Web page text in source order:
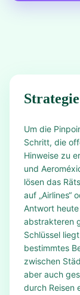
Strategie
Um die
Schritt, die
Hinweise zu
und
lösen das
auf „Airlines“
Antwort
abstrakteren
Schlüssel
bestimmtes
zwischen
aber auch
durch Reisen